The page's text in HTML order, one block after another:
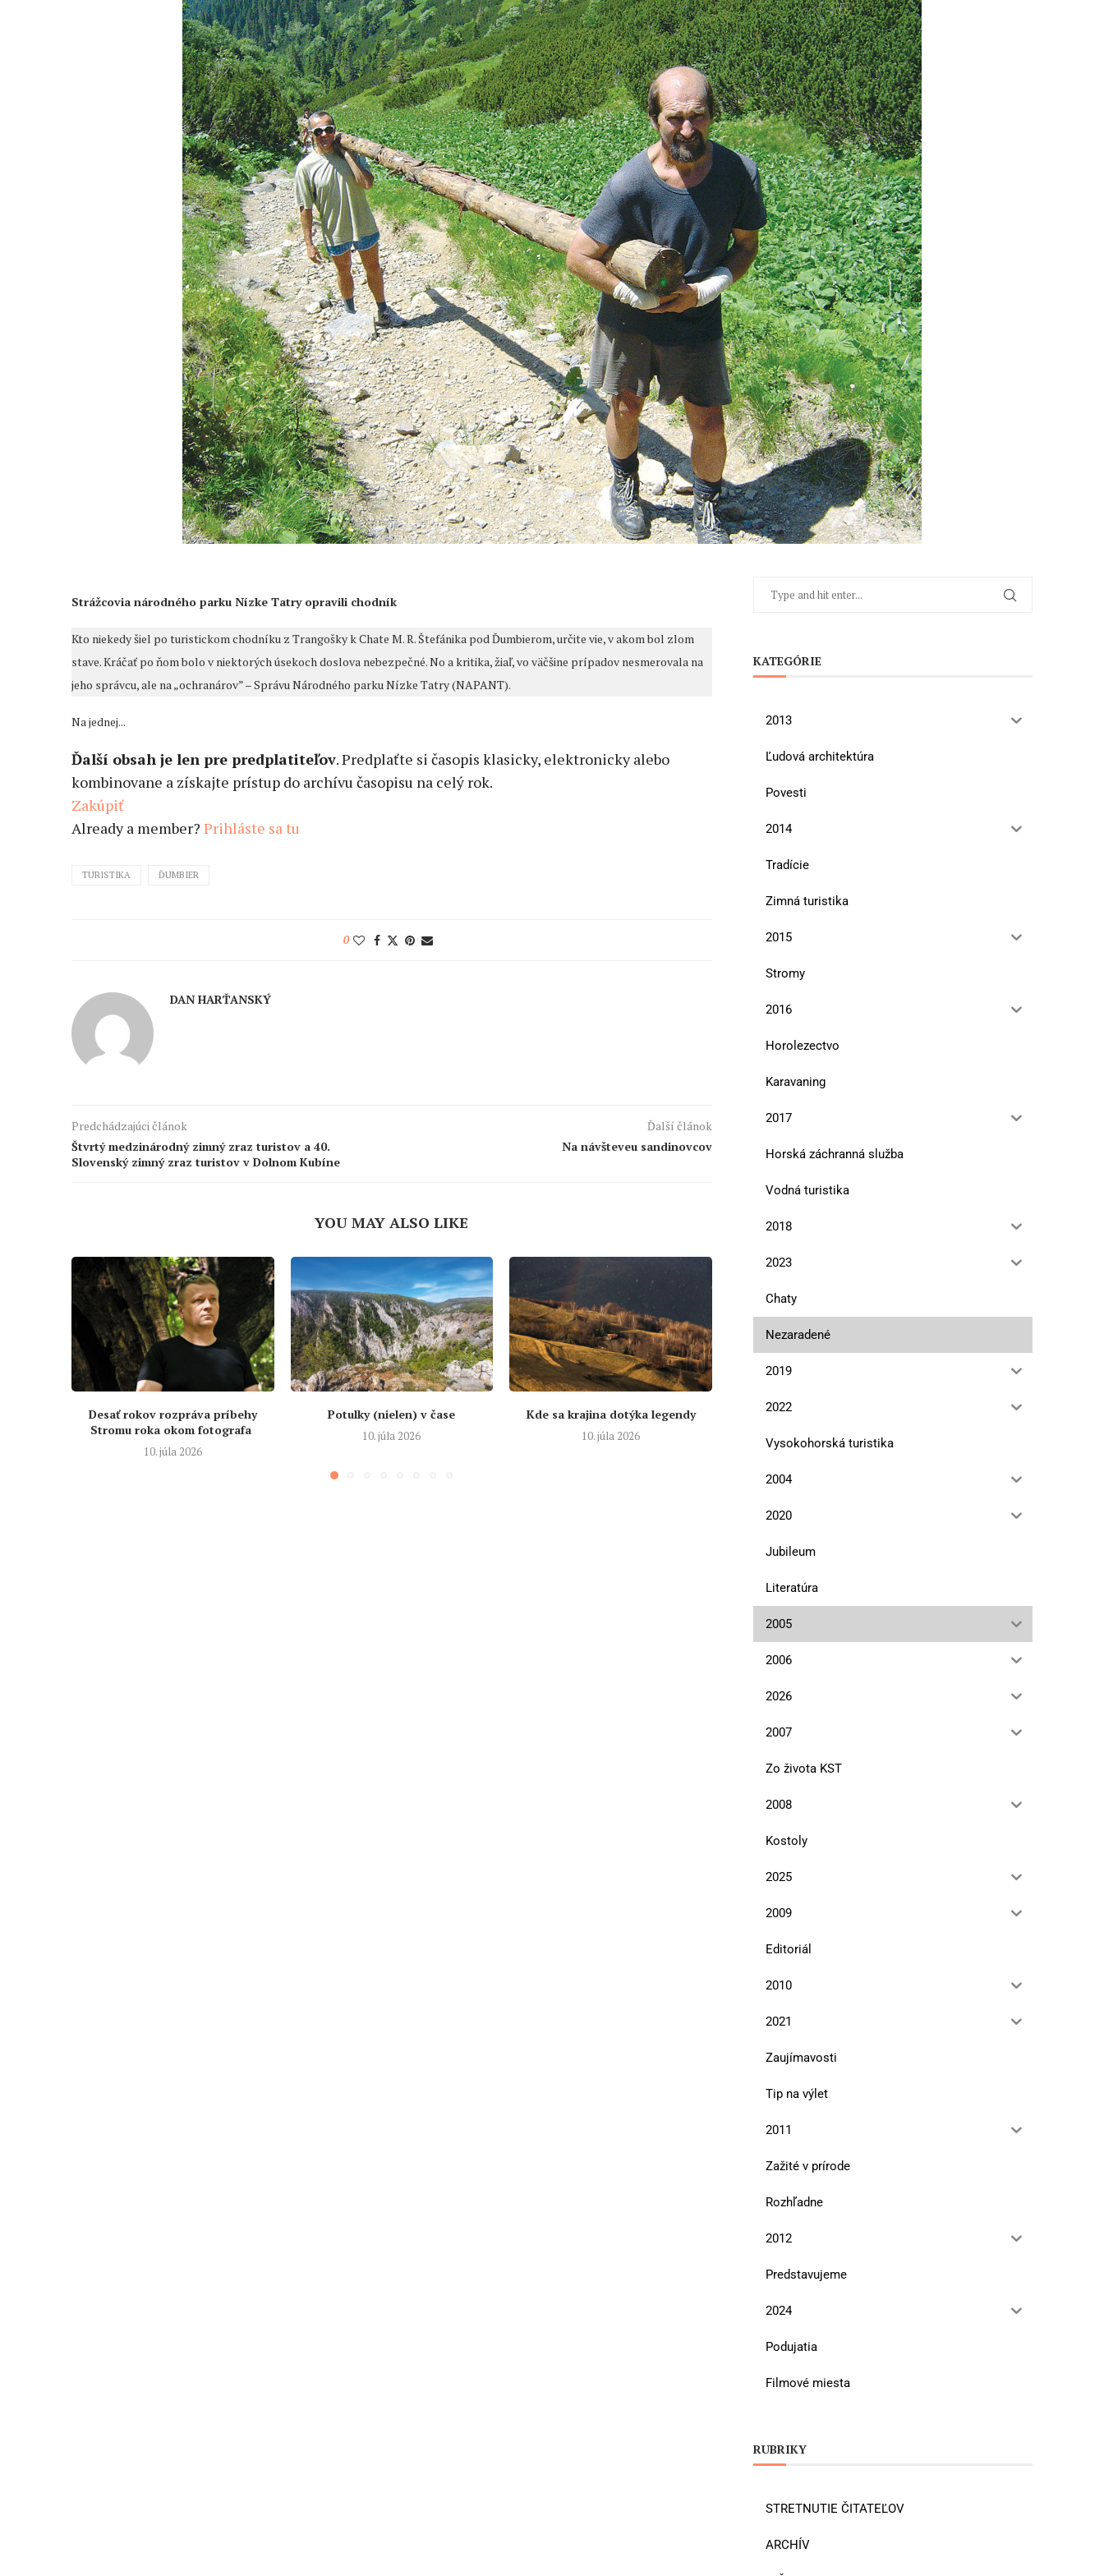
Strážcovia národného parku Nízke Tatry opravili chodník
Kto niekedy šiel po turistickom chodníku z Trangošky k Chate M. R. Štefánika pod Ďumbierom, určite vie, v akom bol zlom
stave. Kráčať po ňom bolo v niektorých úsekoch doslova nebezpečné. No a kritika, žiaľ, vo väčšine prípadov nesmerovala na
jeho správcu, ale na „ochranárov” – Správu Národného parku Nízke Tatry (NAPANT).
Na jednej...
Ďalší obsah je len pre predplatiteľov. Predplaťte si časopis klasicky, elektronicky alebo
kombinovane a získajte prístup do archívu časopisu na celý rok.
Zakúpiť
Already a member? Prihláste sa tu
TURISTIKA ĎUMBIER
0
DAN HARŤANSKÝ
Predchádzajúci článok
Štvrtý medzinárodný zimný zraz turistov a 40.
Slovenský zimný zraz turistov v Dolnom Kubíne
Ďalší článok
Na návšteveu sandinovcov
YOU MAY ALSO LIKE
Desať rokov rozpráva príbehy
Stromu roka okom fotografa
10. júla 2026
Potulky (nielen) v čase
10. júla 2026
Kde sa krajina dotýka legendy
10. júla 2026
Baniská a Zlomy
10. júla 2026
Skalné mesto Benát a
KATEGÓRIE
2013
Ľudová architektúra
Povesti
2014
Tradície
Zimná turistika
2015
Stromy
2016
Horolezectvo
Karavaning
2017
Horská záchranná služba
Vodná turistika
2018
2023
Chaty
Nezaradené
2019
2022
Vysokohorská turistika
2004
2020
Jubileum
Literatúra
2005
2006
2026
2007
Zo života KST
2008
Kostoly
2025
2009
Editoriál
2010
2021
Zaujímavosti
Tip na výlet
2011
Zažité v prírode
Rozhľadne
2012
Predstavujeme
2024
Podujatia
Filmové miesta
RUBRIKY
STRETNUTIE ČITATEĽOV
ARCHÍV